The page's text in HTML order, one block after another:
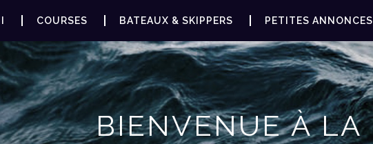
COURSES BATEAUX & SKIPPERS PETITES ANNONCES
BIENVENUE À LA